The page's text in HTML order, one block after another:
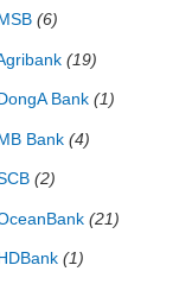
(6)
(19)
Bank (1)
Bank (4)
(2)
(21)
(1)